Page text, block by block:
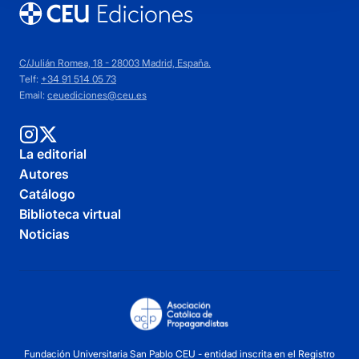
C/Julián Romea, 18 - 28003 Madrid, España.
Telf: +34 91 514 05 73
Email: ceuediciones@ceu.es
La editorial
Autores
Catálogo
Biblioteca virtual
Noticias
Fundación Universitaria San Pablo CEU - entidad inscrita en el Registro